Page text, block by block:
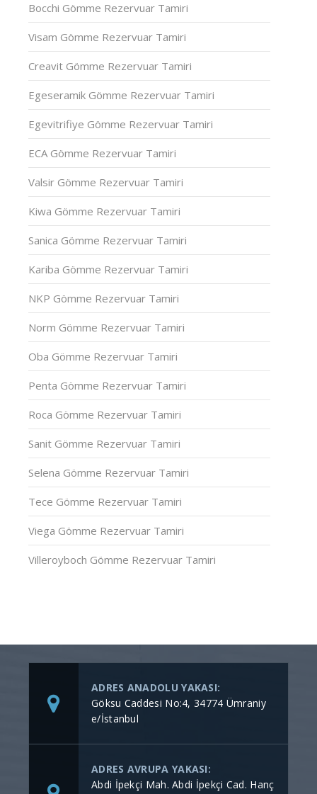
Bocchi Gömme Rezervuar Tamiri
Visam Gömme Rezervuar Tamiri
Creavit Gömme Rezervuar Tamiri
Egeseramik Gömme Rezervuar Tamiri
Egevitrifiye Gömme Rezervuar Tamiri
ECA Gömme Rezervuar Tamiri
Valsir Gömme Rezervuar Tamiri
Kiwa Gömme Rezervuar Tamiri
Sanica Gömme Rezervuar Tamiri
Kariba Gömme Rezervuar Tamiri
NKP Gömme Rezervuar Tamiri
Norm Gömme Rezervuar Tamiri
Oba Gömme Rezervuar Tamiri
Penta Gömme Rezervuar Tamiri
Roca Gömme Rezervuar Tamiri
Sanit Gömme Rezervuar Tamiri
Selena Gömme Rezervuar Tamiri
Tece Gömme Rezervuar Tamiri
Viega Gömme Rezervuar Tamiri
Villeroyboch Gömme Rezervuar Tamiri
ADRES ANADOLU YAKASI:
Göksu Caddesi No:4, 34774 Ümraniy
e/İstanbul
ADRES AVRUPA YAKASI:
Abdi İpekçi Mah. Abdi İpekçi Cad. Hanç